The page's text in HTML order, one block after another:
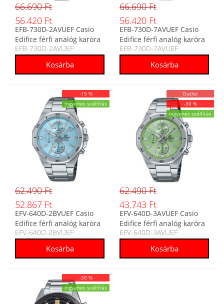
66.690 Ft
56.420 Ft
EFB-730D-2AVUEF Casio
Edifice férfi analóg karóra
EFB-730D-2AVUEF
66.690 Ft
56.420 Ft
EFB-730D-7AVUEF Casio
Edifice férfi analóg karóra
EFB-730D-7AVUEF
-15 %
ingyenes szállítás
62.490 Ft
52.867 Ft
EFV-640D-2BVUEF Casio
Edifice férfi analóg karóra
EFV-640D-2BVUEF
Outlet
-30 %
ingyenes szállítás
62.490 Ft
43.743 Ft
EFV-640D-3AVUEF Casio
Edifice férfi analóg karóra
EFV-640D-3AVUEF
-30 %
ingyenes szállítás